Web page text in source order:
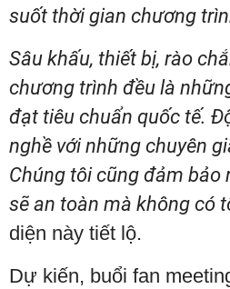
suốt thời gian chương
Sâu khấu, thiết bị, rào
chương trình đều là
đạt tiêu chuẩn quốc tế.
nghề với những chuyên
Chúng tôi cũng đảm bảo
sẽ an toàn mà không có
diện này tiết lộ.
Dự kiến, buổi fan